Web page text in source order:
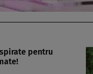
pentru